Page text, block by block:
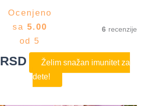
Ocenjeno
sa 5.00
od 5
6
RSD
Želim snažan imunitet za
dete!